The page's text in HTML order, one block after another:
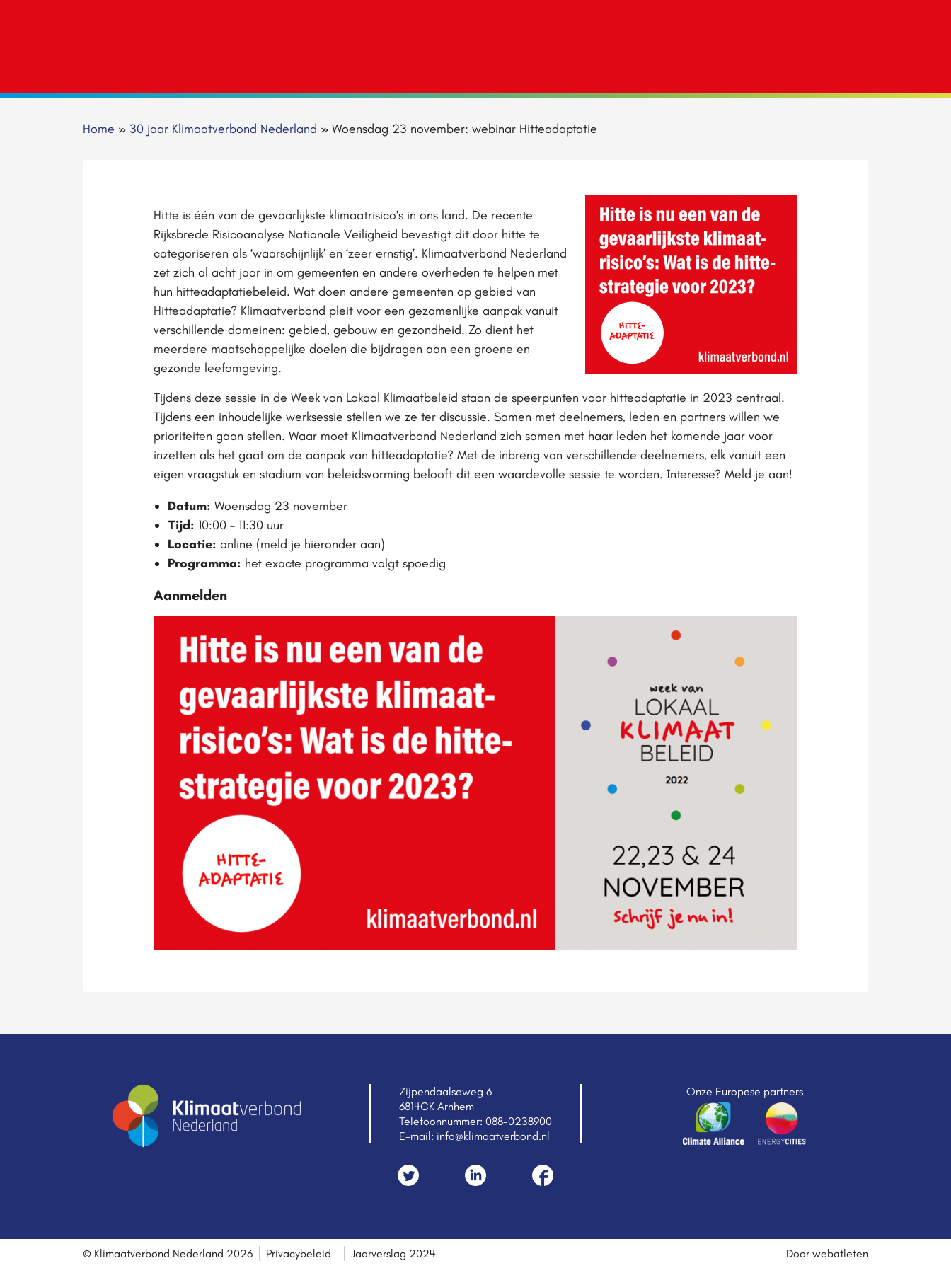
Home » 30 jaar Klimaatverbond Nederland » Woensdag 23 november: webinar Hitteadaptatie
Hitte is één van de gevaarlijkste klimaatrisico’s in ons land. De recente
Rijksbrede Risicoanalyse Nationale Veiligheid bevestigt dit door hitte te
categoriseren als ‘waarschijnlijk’ en ‘zeer ernstig’. Klimaatverbond Nederland
zet zich al acht jaar in om gemeenten en andere overheden te helpen met
hun hitteadaptatiebeleid. Wat doen andere gemeenten op gebied van
Hitteadaptatie? Klimaatverbond pleit voor een gezamenlijke aanpak vanuit
verschillende domeinen: gebied, gebouw en gezondheid. Zo dient het
meerdere maatschappelijke doelen die bijdragen aan een groene en
gezonde leefomgeving.
Tijdens deze sessie in de Week van Lokaal Klimaatbeleid staan de speerpunten voor hitteadaptatie in 2023 centraal.
Tijdens een inhoudelijke werksessie stellen we ze ter discussie. Samen met deelnemers, leden en partners willen we
prioriteiten gaan stellen. Waar moet Klimaatverbond Nederland zich samen met haar leden het komende jaar voor
inzetten als het gaat om de aanpak van hitteadaptatie? Met de inbreng van verschillende deelnemers, elk vanuit een
eigen vraagstuk en stadium van beleidsvorming belooft dit een waardevolle sessie te worden. Interesse? Meld je aan!
Datum: Woensdag 23 november
Tijd: 10:00 – 11:30 uur
Locatie: online (meld je hieronder aan)
Programma: het exacte programma volgt spoedig
Aanmelden
Zijpendaalseweg 6
6814CK Arnhem
Telefoonnummer: 088-0238900
E-mail: info@klimaatverbond.nl
Onze Europese partners
© Klimaatverbond Nederland 2026 Privacybeleid Jaarverslag 2024 Door webatleten